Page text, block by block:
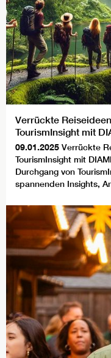
Verrückte
TourismInsight mit
09.01.2025 Verrückte
TourismInsight mit
Durchgang von
spannenden Insights,